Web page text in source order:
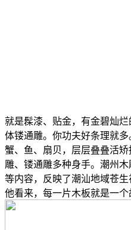
就是髹漆、贴金，有金碧灿烂
体镂通雕。你功夫好条理就
蟹、鱼、扇贝，层层叠叠活
雕、镂通雕多种身手。潮州
等内容，反映了潮汕地域苍
他看来，每一片木板就是一